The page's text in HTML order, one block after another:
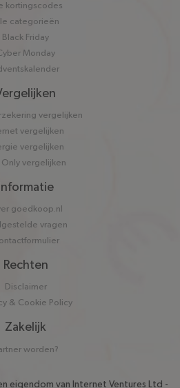
kortingscodes
categorieën
Black Friday
Monday
vergelijken
vergelijken
vergelijken
Only vergelijken
Informatie
goedkoop.nl
vragen
Rechten
Disclaimer
& Cookie Policy
Zakelijk
worden?
eigendom van Internet Ventures Ltd -